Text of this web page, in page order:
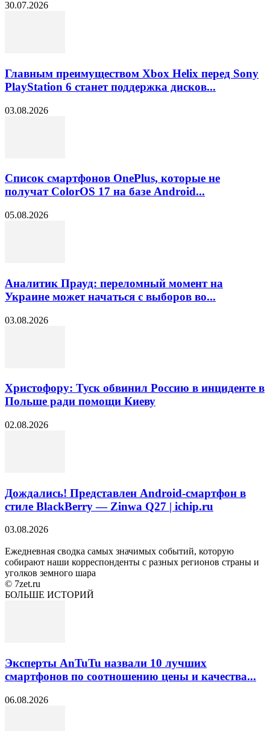
30.07.2026
Главным преимуществом Xbox Helix перед Sony
PlayStation 6 станет поддержка дисков...
03.08.2026
Список смартфонов OnePlus, которые не
получат ColorOS 17 на базе Android...
05.08.2026
Аналитик Прауд: переломный момент на
Украине может начаться с выборов во...
03.08.2026
Христофору: Туск обвинил Россию в инциденте в
Польше ради помощи Киеву
02.08.2026
Дождались! Представлен Android-смартфон в
стиле BlackBerry — Zinwa Q27 | ichip.ru
03.08.2026
Ежедневная сводка самых значимых событий, которую
собирают наши корреспонденты с разных регионов страны и
уголков земного шара
© 7zet.ru
БОЛЬШЕ ИСТОРИЙ
Эксперты AnTuTu назвали 10 лучших
смартфонов по соотношению цены и качества...
06.08.2026